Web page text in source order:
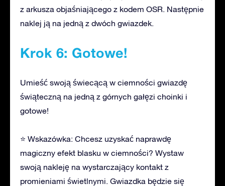
z arkusza objaśniającego z kodem OSR. Następnie
naklej ją na jedną z dwóch gwiazdek.
Krok 6: Gotowe!
Umieść swoją świecącą w ciemności gwiazdę
świąteczną na jedną z górnych gałęzi choinki i
gotowe!
⭐ Wskazówka: Chcesz uzyskać naprawdę
magiczny efekt blasku w ciemności? Wystaw
swoją nakleję na wystarczający kontakt z
promieniami świetlnymi. Gwiazdka będzie się